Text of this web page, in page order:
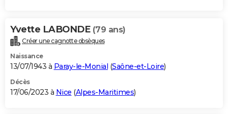
Yvette LABONDE (79 ans)
Créer une cagnotte obsèques
Naissance
13/07/1943 à Paray-le-Monial (Saône-et-Loire)
Décès
17/06/2023 à Nice (Alpes-Maritimes)